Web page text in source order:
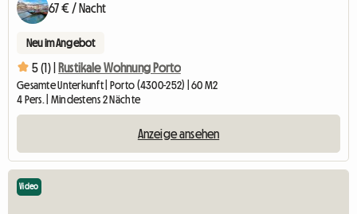
67 € / Nacht
Neu im Angebot
5 (1) | Rustikale Wohnung Porto
Gesamte Unterkunft | Porto (4300-252) | 60 M2
4 Pers. | Mindestens 2 Nächte
Anzeige ansehen
Video